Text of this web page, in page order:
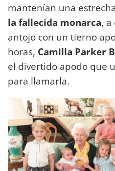
mantenían una
la fallecida monarca,
antojo con un tierno
horas, Camilla Parker
el divertido apodo que
para llamarla.